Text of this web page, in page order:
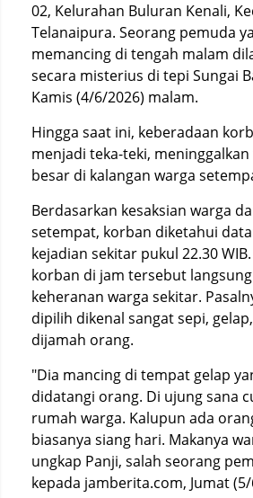
02, Kelurahan Buluran Kenali,
Telanaipura. Seorang pemuda
memancing di tengah malam
secara misterius di tepi Sungai
Kamis (4/6/2026) malam.
Hingga saat ini, keberadaan
menjadi teka-teki,
besar di kalangan warga
Berdasarkan kesaksian warga
setempat, korban diketahui
kejadian sekitar pukul 22.30
korban di jam tersebut
keheranan warga sekitar.
dipilih dikenal sangat sepi,
dijamah orang.
"Dia mancing di tempat gelap
didatangi orang. Di ujung sana
rumah warga. Kalupun ada
biasanya siang hari. Makanya
ungkap Panji, salah seorang
kepada jamberita.com, Jumat